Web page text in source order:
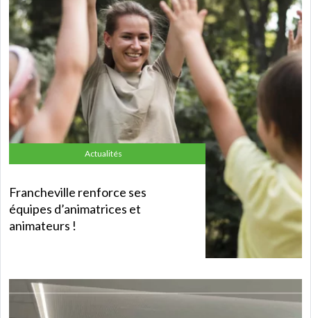
Actualités
Francheville renforce ses
équipes d’animatrices et
animateurs !